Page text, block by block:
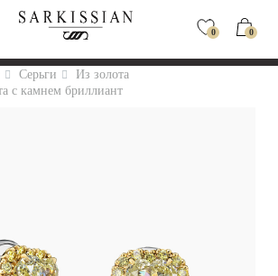
0 0
Серьги
Из золота
с камнем бриллиант